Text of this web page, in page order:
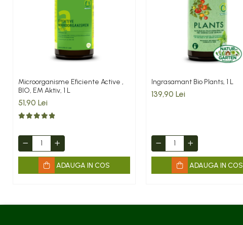
Microorganisme Eficiente Active ,
BIO, EM Aktiv, 1 L
51,90 Lei
ADAUGA IN COS
Ingrasamant Bio Plants, 1 L
139,90 Lei
ADAUGA IN COS